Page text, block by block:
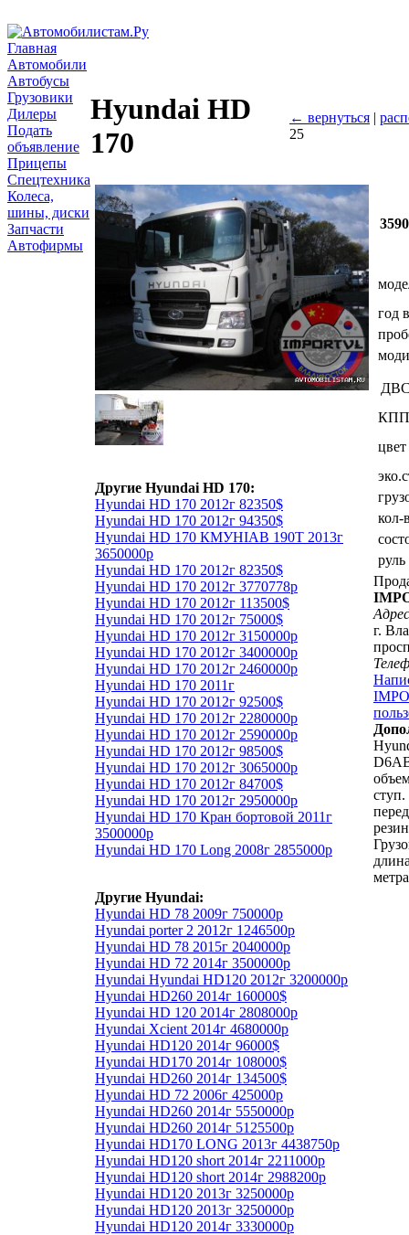
Главная
Автомобили
Автобусы
Грузовики
Дилеры
Подать
объявление
Прицепы
Спецтехника
Колеса,
шины, диски
Запчасти
Автофирмы
Hyundai HD
170
← вернуться |
25
Другие Hyundai HD 170:
Hyundai HD 170 2012г 82350$
Hyundai HD 170 2012г 94350$
Hyundai HD 170 КМУHIAB 190Т 2013г
3650000р
Hyundai HD 170 2012г 82350$
Hyundai HD 170 2012г 3770778р
Hyundai HD 170 2012г 113500$
Hyundai HD 170 2012г 75000$
Hyundai HD 170 2012г 3150000р
Hyundai HD 170 2012г 3400000р
Hyundai HD 170 2012г 2460000р
Hyundai HD 170 2011г
Hyundai HD 170 2012г 92500$
Hyundai HD 170 2012г 2280000р
Hyundai HD 170 2012г 2590000р
Hyundai HD 170 2012г 98500$
Hyundai HD 170 2012г 3065000р
Hyundai HD 170 2012г 84700$
Hyundai HD 170 2012г 2950000р
Hyundai HD 170 Кран бортовой 2011г
3500000р
Hyundai HD 170 Long 2008г 2855000р
Другие Hyundai:
Hyundai HD 78 2009г 750000р
Hyundai porter 2 2012г 1246500р
Hyundai HD 78 2015г 2040000р
Hyundai HD 72 2014г 3500000р
Hyundai Hyundai HD120 2012г 3200000р
Hyundai HD260 2014г 160000$
Hyundai HD 120 2014г 2808000р
Hyundai Xcient 2014г 4680000р
Hyundai HD120 2014г 96000$
Hyundai HD170 2014г 108000$
Hyundai HD260 2014г 134500$
Hyundai HD 72 2006г 425000р
Hyundai HD260 2014г 5550000р
Hyundai HD260 2014г 5125500р
Hyundai HD170 LONG 2013г 4438750р
Hyundai HD120 short 2014г 2211000р
Hyundai HD120 short 2014г 2988200р
Hyundai HD120 2013г 3250000р
Hyundai HD120 2013г 3250000р
Hyundai HD120 2014г 3330000р
год
КПП
цвет
кол-
руль
г.
ступ.